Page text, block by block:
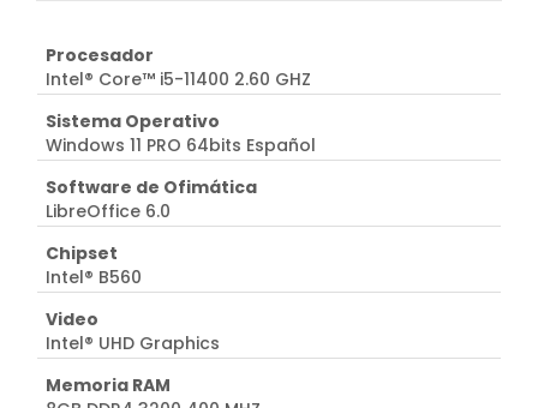
Procesador
Intel® Core™ i5-11400 2.60 GHZ
Sistema Operativo
Windows 11 PRO 64bits Español
Software de Ofimática
LibreOffice 6.0
Chipset
Intel® B560
Video
Intel® UHD Graphics
Memoria RAM